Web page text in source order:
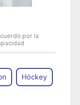
por la
Hóckey